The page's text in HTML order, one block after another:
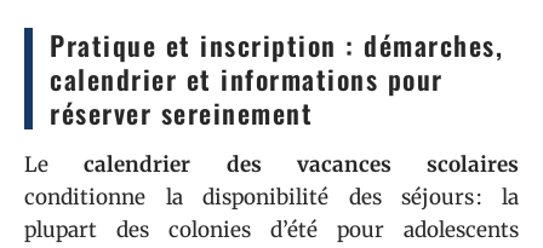
Pratique et inscription : démarches,
calendrier et informations pour
réserver sereinement
Lecalendrier des vacances scolaires
conditionne la disponibilité des séjours : la
plupart des colonies d’été pour adolescents